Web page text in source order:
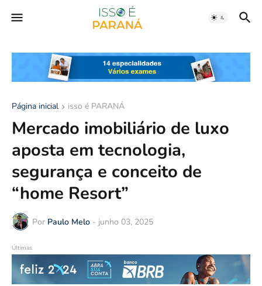
Página inicial isso é PARANÁ
Mercado imobiliário de luxo
aposta em tecnologia,
segurança e conceito de
“home Resort”
Por Paulo Melo - junho 03, 2025
Últimas